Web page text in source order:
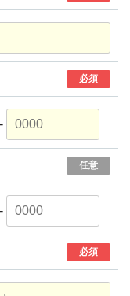
必須
-
任意
-
必須